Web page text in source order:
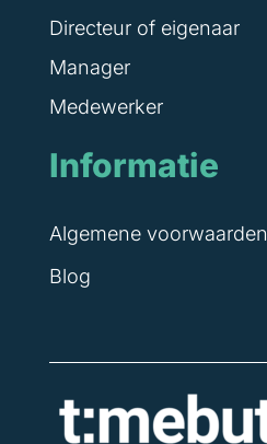
Directeur of eigenaar
Manager
Medewerker
Informatie
Algemene voorwaarden
Blog